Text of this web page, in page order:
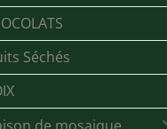
Séchés